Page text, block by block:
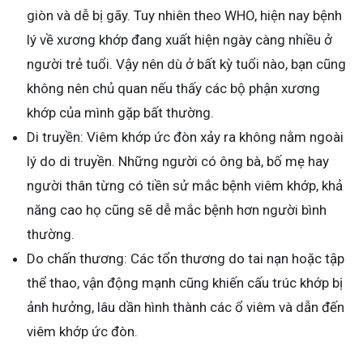
giòn và dễ bị gãy. Tuy nhiên theo WHO, hiện nay bệnh
lý về xương khớp đang xuất hiện ngày càng nhiều ở
người trẻ tuổi. Vậy nên dù ở bất kỳ tuổi nào, bạn cũng
không nên chủ quan nếu thấy các bộ phận xương
khớp của mình gặp bất thường.
Di truyền: Viêm khớp ức đòn xảy ra không nằm ngoài
lý do di truyền. Những người có ông bà, bố mẹ hay
người thân từng có tiền sử mắc bệnh viêm khớp, khả
năng cao họ cũng sẽ dễ mắc bệnh hơn người bình
thường.
Do chấn thương: Các tổn thương do tai nạn hoặc tập
thể thao, vận động mạnh cũng khiến cấu trúc khớp bị
ảnh hưởng, lâu dần hình thành các ổ viêm và dẫn đến
viêm khớp ức đòn.